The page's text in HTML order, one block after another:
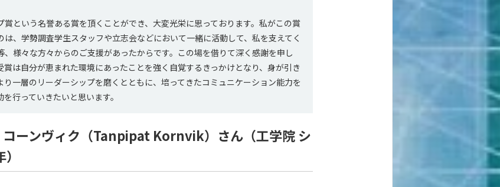
という名誉ある賞を頂くことができ、大変光栄に思っております。私がこの賞
は、学勢調査学生スタッフや立志会などにおいて一緒に活動して、私を支えてく
、様々な方々からのご支援があったからです。この場を借りて深く感謝を申し
は自分が恵まれた環境にあったことを強く自覚するきっかけとなり、身が引き
り一層のリーダーシップを磨くとともに、培ってきたコミュニケーション能力を
行っていきたいと思います。
コーンヴィク（Tanpipat Kornvik）さん（工学院 シ